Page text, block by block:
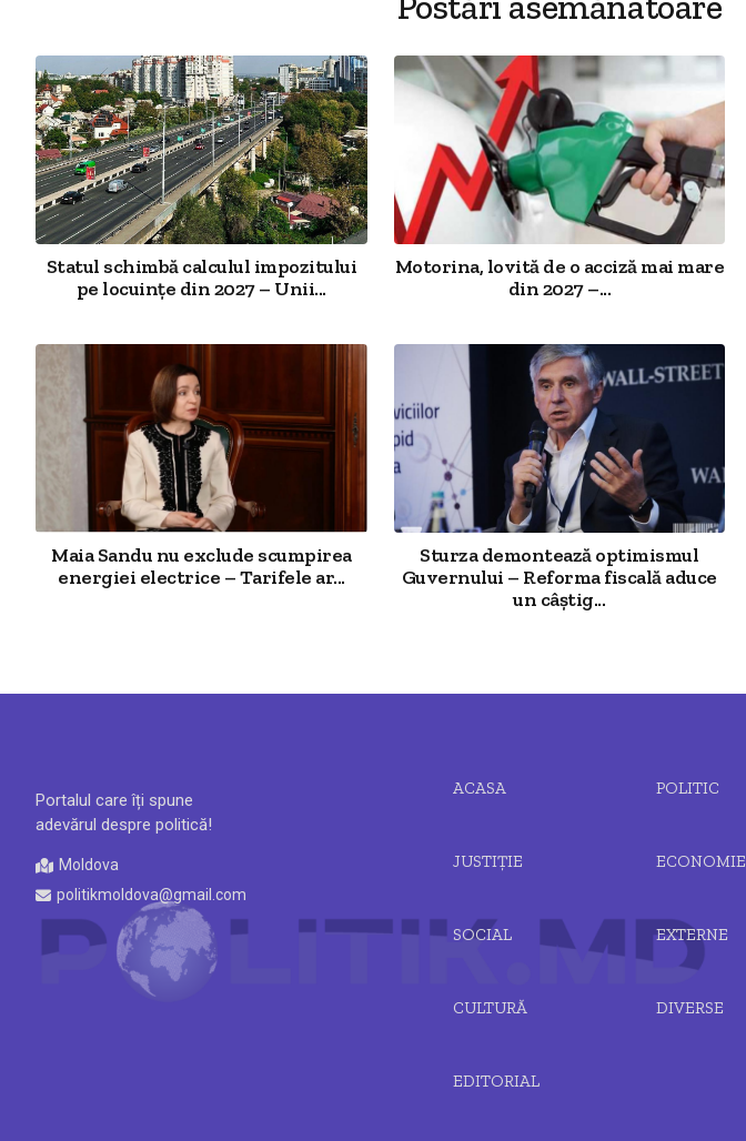
Statul schimbă calculul impozitului
pe locuințe din 2027 – Unii...
Motorina, lovită de o acciză mai mare
din 2027 –...
Maia Sandu nu exclude scumpirea
energiei electrice – Tarifele ar...
Sturza demontează optimismul
Guvernului – Reforma fiscală aduce
un câștig...
Portalul care îți spune
adevărul despre politică!
Moldova
politikmoldova@gmail.com
ACASA POLITIC
JUSTIȚIE ECONOMIE
SOCIAL EXTERNE
CULTURĂ DIVERSE
EDITORIAL